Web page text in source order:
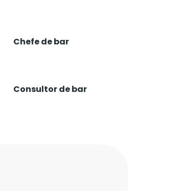
Chefe de bar
Consultor de bar